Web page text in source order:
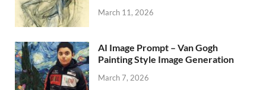
March 11, 2026
AI Image Prompt – Van Gogh
Painting Style Image Generation
March 7, 2026